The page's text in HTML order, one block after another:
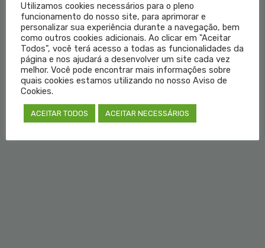
Institucional
Educação Médica
Fale Conosco
Login do Médico
Utilizamos cookies necessários para o pleno
funcionamento do nosso site, para aprimorar e
personalizar sua experiência durante a navegação, bem
como outros cookies adicionais. Ao clicar em "Aceitar
Todos", você terá acesso a todas as funcionalidades da
página e nos ajudará a desenvolver um site cada vez
melhor. Você pode encontrar mais informações sobre
quais cookies estamos utilizando no nosso Aviso de
Cookies.
ACEITAR TODOS ACEITAR NECESSÁRIOS